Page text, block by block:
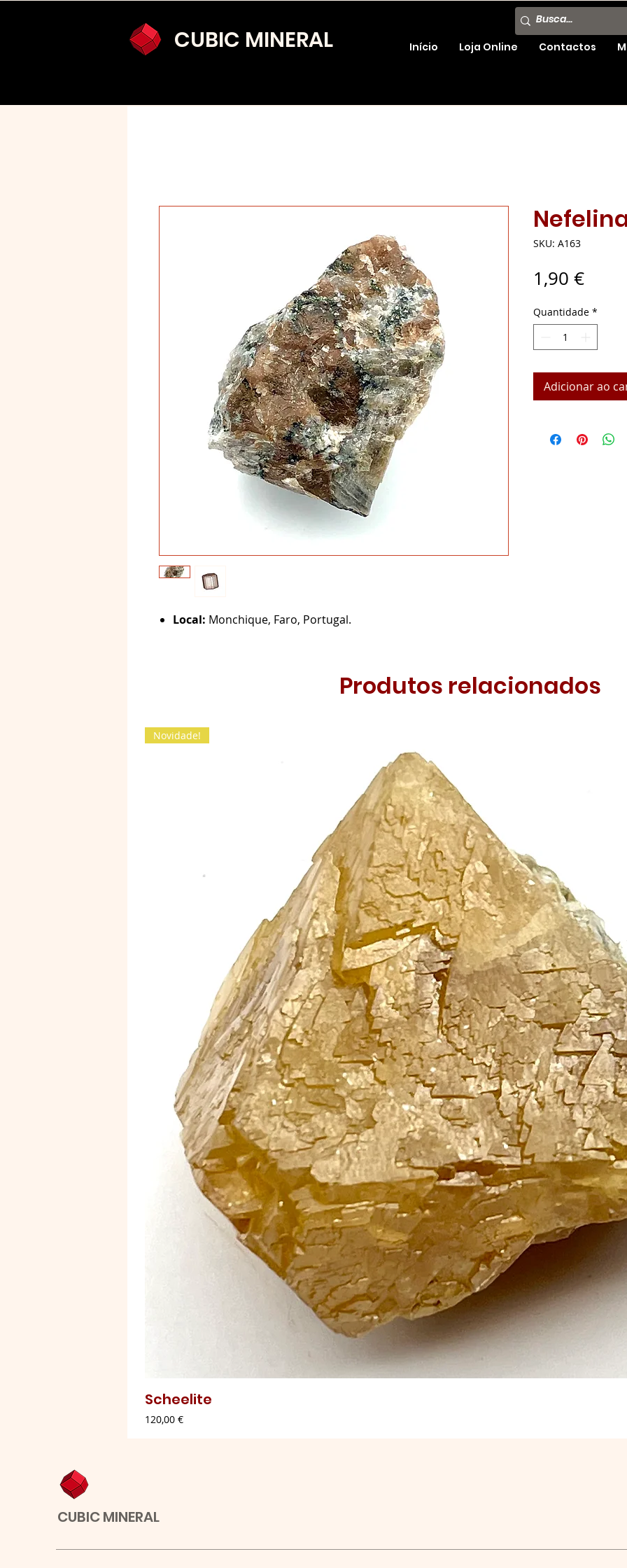
CUBIC MINERAL Início Loja Online Contactos
Local: Monchique, Faro, Portugal.
SKU: A163
1,90 €Preço
Quantidade *
Adicionar ao
Produtos relacionados
Novidade!
Scheelite
Preço
120,00 €
CUBIC MINERAL